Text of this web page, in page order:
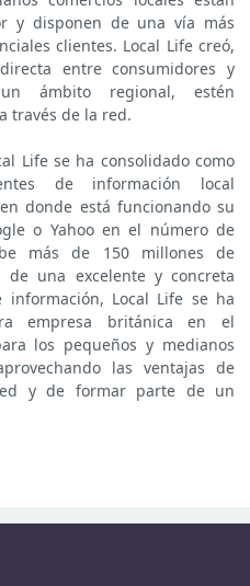
y disponen de una vía más
clientes. Local Life creó,
entre consumidores y
ámbito regional, estén
través de la red.
Life se ha consolidado como
de información local
donde está funcionando su
o Yahoo en el número de
más de 150 millones de
de una excelente y concreta
Local Life se ha
empresa británica en el
los pequeños y medianos
las ventajas de
y de formar parte de un